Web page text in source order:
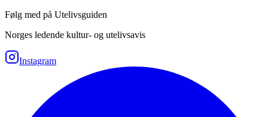
Følg med på Utelivsguiden
Norges ledende kultur- og utelivsavis
Instagram